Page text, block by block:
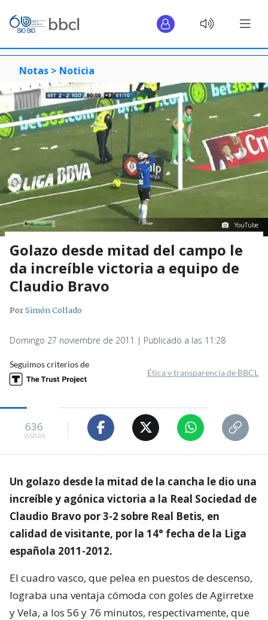
Notas > Noticia
YouTube
Golazo desde mitad del campo le
da increíble victoria a equipo de
Claudio Bravo
PorSimón Collado
Domingo 27 noviembre de 2011 | Publicado a las 11:28
Seguimos criterios de
Ética y transparencia de BBCL
636
visitas
Un golazo desde la mitad de la cancha le dio una
increíble y agónica victoria a la Real Sociedad de
Claudio Bravo por 3-2 sobre Real Betis, en
calidad de visitante, por la 14° fecha de la Liga
española 2011-2012.
El cuadro vasco, que pelea en puestos de descenso,
lograba una ventaja cómoda con goles de Agirretxe
y Vela, a los 56 y 76 minutos, respectivamente, que